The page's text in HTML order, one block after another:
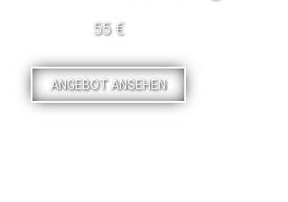
55 €
ANGEBOT ANSEHEN